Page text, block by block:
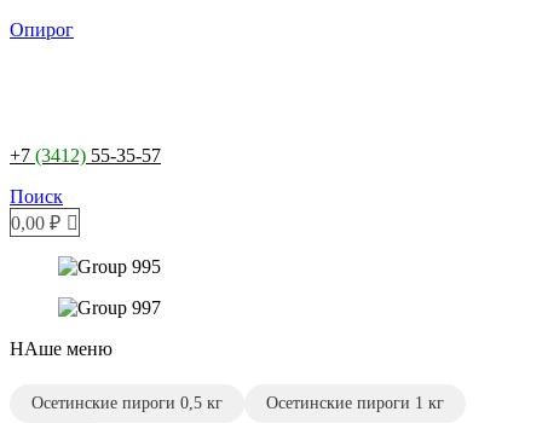
Опирог
+7 (3412) 55-35-57
Поиск
0,00 ₽
НАше меню
Осетинские пироги 0,5 кг Осетинские пироги 1 кг